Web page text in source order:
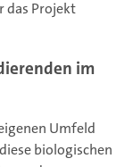
das Projekt
im
Umfeld
biologischen